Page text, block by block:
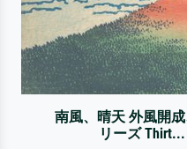
南風、晴天 外風開
リーズ Thirt...